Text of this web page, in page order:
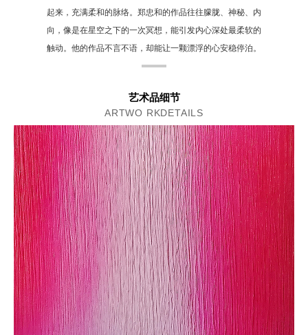
起来，充满柔和的脉络。郑忠和的作品往往朦胧、神秘、内
向，像是在星空之下的一次冥想，能引发内心深处最柔软的
触动。他的作品不言不语，却能让一颗漂浮的心安稳停泊。
艺术品细节
ARTWO RKDETAILS